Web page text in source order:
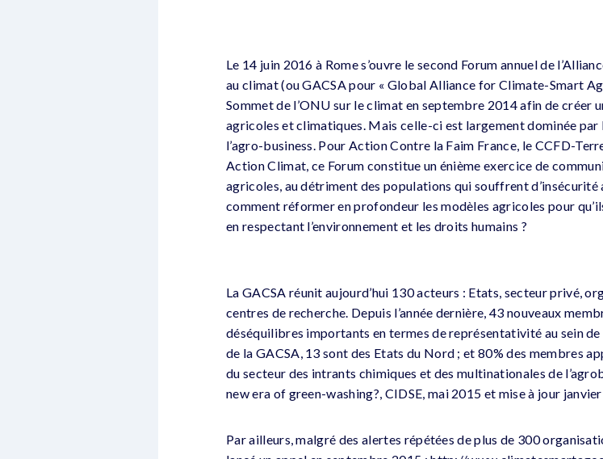
Le 14 juin 2016 à Rome s’ouvre le second Forum annuel de
au climat (ou GACSA pour « Global Alliance for Climate-Smart
Sommet de l’ONU sur le climat en septembre 2014 afin de créer
agricoles et climatiques. Mais celle-ci est largement dominée
l’agro-business. Pour Action Contre la Faim France, le CCFD-
Action Climat, ce Forum constitue un énième exercice de
agricoles, au détriment des populations qui souffrent
comment réformer en profondeur les modèles agricoles pour
en respectant l’environnement et les droits humains ?
La GACSA réunit aujourd’hui 130 acteurs : Etats, secteur privé,
centres de recherche. Depuis l’année dernière, 43 nouveaux
déséquilibres importants en termes de représentativité au sein
de la GACSA, 13 sont des Etats du Nord ; et 80% des membres
du secteur des intrants chimiques et des multinationales de
new era of green-washing?, CIDSE, mai 2015 et mise à jour
Par ailleurs, malgré des alertes répétées de plus de 300